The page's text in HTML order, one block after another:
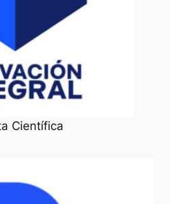
Científica